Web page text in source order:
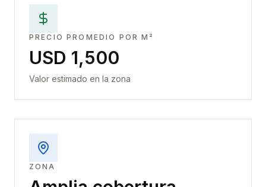
PRECIO PROMEDIO POR M²
USD 1,500
Valor estimado en la zona
ZONA